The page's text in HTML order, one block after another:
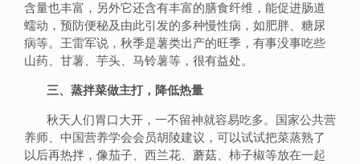
含量也丰富，另外它还含有丰富的膳食纤维，能促进肠道
蠕动，预防便秘及由此引发的多种慢性病，如肥胖、糖尿
病等。王雷军说，秋季是薯类出产的旺季，有事没事吃些
山药、甘薯、芋头、马铃薯等，很有益处。
三、蒸拌菜做主打，降低热量
秋天人们胃口大开，一不留神就容易吃多。国家公共营
养师、中国营养学会会员胡陵建议，可以试试把菜蒸熟了
以后再热拌，像茄子、西兰花、蘑菇、柿子椒等放在一起